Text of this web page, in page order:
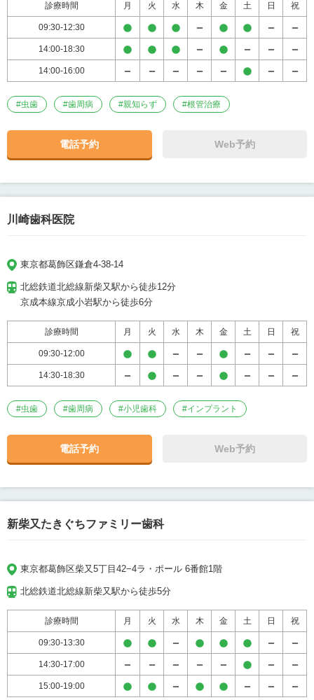
診療時間 月 火 水 木 金 土 日 祝
09:30-12:30
14:00-18:30
14:00-16:00
#虫歯 #歯周病 #親知らず #根管治療
電話予約 Web予約
川崎歯科医院
東京都葛飾区鎌倉4-38-14
北総鉄道北総線新柴又駅から徒歩12分
京成本線京成小岩駅から徒歩6分
診療時間 月 火 水 木 金 土 日 祝
09:30-12:00
14:30-18:30
#虫歯 #歯周病 #小児歯科 #インプラント
電話予約 Web予約
新柴又たきぐちファミリー歯科
東京都葛飾区柴又5丁目42−4ラ・ポール 6番館1階
北総鉄道北総線新柴又駅から徒歩5分
診療時間 月 火 水 木 金 土 日 祝
09:30-13:30
14:30-17:00
15:00-19:00